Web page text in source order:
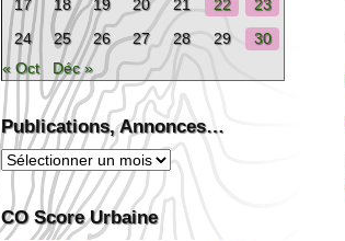
17
18 19 20 21 22
23
24
25 26 27 28 29
30
« Oct
Déc »
Publications, Annonces…
Publications,
Annonces…
CO Score Urbaine